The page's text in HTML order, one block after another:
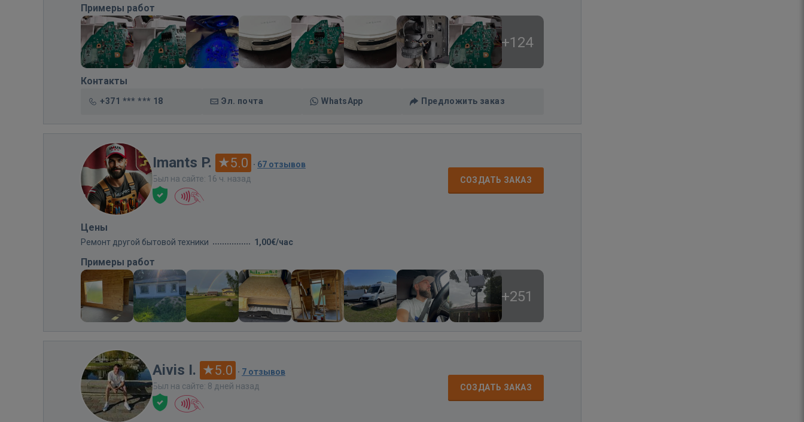
Примеры работ
+124
Контакты
+371 *** *** 18 Эл. почта WhatsApp Предложить заказ
Imants P. 5.0 · 67 отзывов
Был на сайте: 16 ч. назад
СОЗДАТЬ ЗАКАЗ
Цены
Ремонт другой бытовой техники 1,00€/час
Примеры работ
+251
Aivis I. 5.0 · 7 отзывов
Был на сайте: 8 дней назад
СОЗДАТЬ ЗАКАЗ